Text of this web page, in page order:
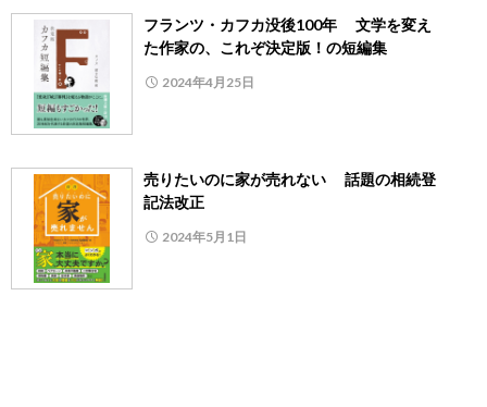
フランツ・カフカ没後100年 文学を変え
た作家の、これぞ決定版！の短編集
2024年4月25日
売りたいのに家が売れない 話題の相続登
記法改正
2024年5月1日